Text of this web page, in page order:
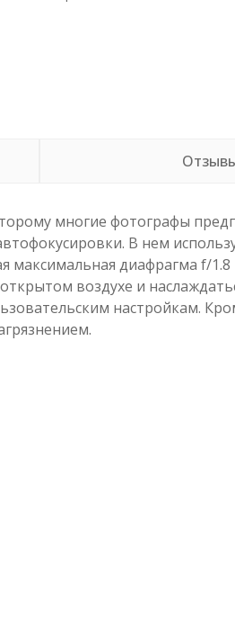
многие фотографы
В нем
максимальная диафрагма f/
воздухе и
настройкам.